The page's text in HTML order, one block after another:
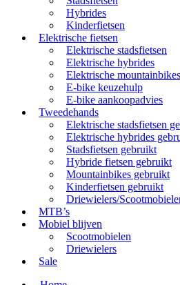
Hybrides
Kinderfietsen
Elektrische fietsen
Elektrische stadsfietsen
Elektrische hybrides
Elektrische mountainbikes
E-bike keuzehulp
E-bike aankoopadvies
Tweedehands
Elektrische stadsfietsen
Elektrische hybrides
Stadsfietsen gebruikt
Hybride fietsen gebruikt
Mountainbikes gebruikt
Kinderfietsen gebruikt
Driewielers/
MTB’s
Mobiel blijven
Scootmobielen
Driewielers
Sale